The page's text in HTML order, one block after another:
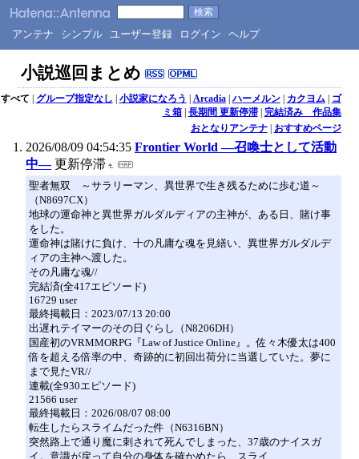
アンテナ シンプル ユーザー登録 ログイン ヘルプ
小説巡回まとめ
すべて | グループ指定なし | 小説家になろう | Arcadia|ハーメルン| カクヨム| ゴ
ミ箱| 長期間 更新停滞| 完結済み 作品集
おとなりアンテナ| おすすめページ
2026/08/09 04:54:35 Frontier World ―召喚士として活動
中― 更新停滞
聖者無双 ～サラリーマン、異世界で生き残るために歩む道～
（N8697CX）
地球の運命神と異世界ガルダルディアの主神が、ある日、賭け事
をした。
運命神は賭けに負け、十の凡庸な魂を見繕い、異世界ガルダルデ
ィアの主神へ渡した。
その凡庸な魂//
完結済(全417エピソード)
16729 user
最終掲載日：2023/07/13 20:00
出遅れテイマーのその日ぐらし（N8206DH）
国産初のVRMMORPG『Law of Justice Online』。佐々木優太は400
倍を超える倍率の中、奇跡的に初回出荷分に当選していた。夢に
まで見たVR//
連載(全930エピソード)
21566 user
最終掲載日：2026/08/07 08:00
転生したらスライムだった件（N6316BN）
突然路上で通り魔に刺されて死んでしまった、37歳のナイスガ
イ。意識が戻って自分の身体を確かめたら、スライ